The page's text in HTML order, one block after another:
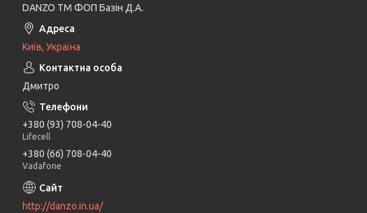
DANZO TM ФОП Базін Д.А.
Київ, Україна
Дмитро
+380 (93) 708-04-40
Lifecell
+380 (66) 708-04-40
Vadafone
http://danzo.in.ua/